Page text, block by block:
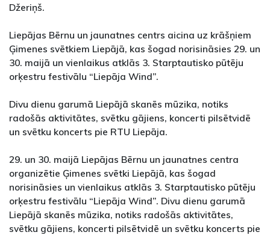
Džeriņš.
Liepājas Bērnu un jaunatnes centrs aicina uz krāšņiem
Ģimenes svētkiem Liepājā, kas šogad norisināsies 29. un
30. maijā un vienlaikus atklās 3. Starptautisko pūtēju
orķestru festivālu “Liepāja Wind”.
Divu dienu garumā Liepājā skanēs mūzika, notiks
radošās aktivitātes, svētku gājiens, koncerti pilsētvidē
un svētku koncerts pie RTU Liepāja.
29. un 30. maijā Liepājas Bērnu un jaunatnes centra
organizētie Ģimenes svētki Liepājā, kas šogad
norisināsies un vienlaikus atklās 3. Starptautisko pūtēju
orķestru festivālu “Liepāja Wind”. Divu dienu garumā
Liepājā skanēs mūzika, notiks radošās aktivitātes,
svētku gājiens, koncerti pilsētvidē un svētku koncerts pie